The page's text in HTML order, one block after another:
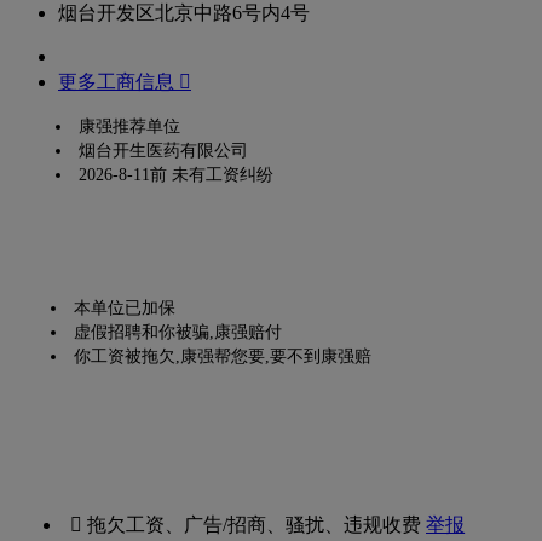
烟台开发区北京中路6号内4号
更多工商信息 
康强推荐单位
烟台开生医药有限公司
2026-8-11前 未有工资纠纷
本单位已加保
虚假招聘和你被骗,康强赔付
你工资被拖欠,康强帮您要,要不到康强赔
 拖欠工资、广告/招商、骚扰、违规收费举报